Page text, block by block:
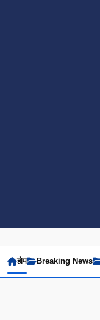
होम Breaking News